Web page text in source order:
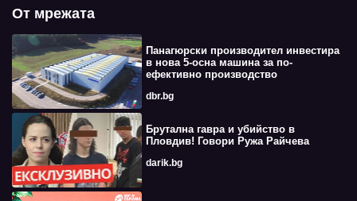
От мрежата
Панагюрски производител инвестира
в нова 5-осна машина за по-
ефективно производство
dbr.bg
Брутална гавра и убийство в
Пловдив! Говори Ружа Райчева
darik.bg